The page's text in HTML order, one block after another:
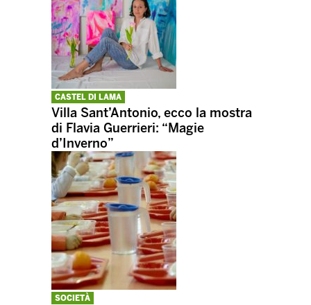
CASTEL DI LAMA
Villa Sant’Antonio, ecco la mostra
di Flavia Guerrieri: “Magie
d’Inverno”
SOCIETÀ